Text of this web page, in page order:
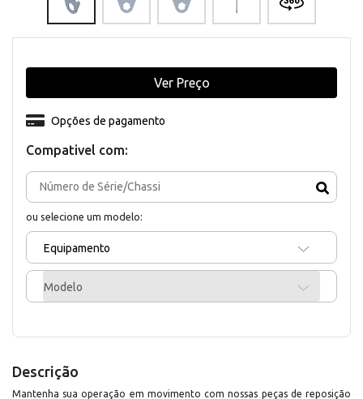
Compativel com:
ou selecione um modelo:
Equipamento
Modelo
Opções de pagamento
Ver Preço
Descrição
Mantenha sua operação em movimento com nossas peças de reposição